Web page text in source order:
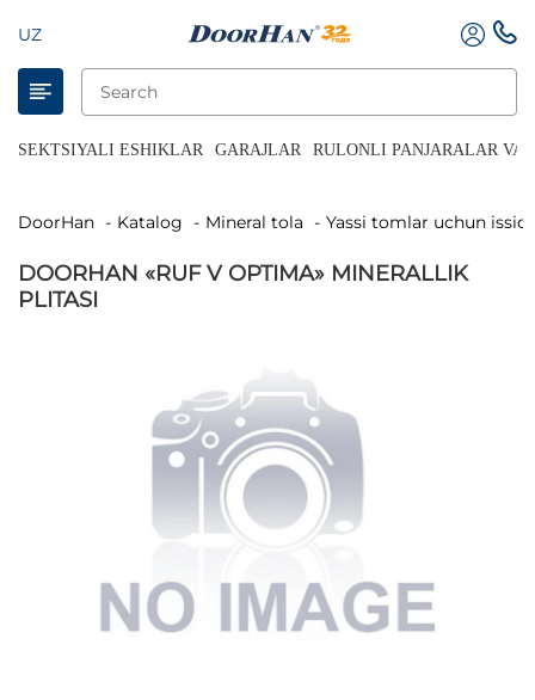
UZ
SEKTSIYALI ESHIKLAR GARAJLAR RULONLI PANJARALAR VA
DoorHan Katalog Mineral tola Yassi tomlar uchun
DOORHAN «RUF V OPTIMA» MINERALLIK
PLITASI